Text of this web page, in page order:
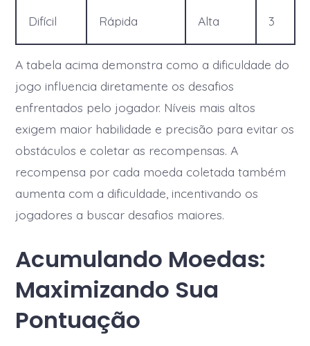
Difícil Rápida Alta 3
A tabela acima demonstra como a dificuldade do
jogo influencia diretamente os desafios
enfrentados pelo jogador. Níveis mais altos
exigem maior habilidade e precisão para evitar os
obstáculos e coletar as recompensas. A
recompensa por cada moeda coletada também
aumenta com a dificuldade, incentivando os
jogadores a buscar desafios maiores.
Acumulando Moedas:
Maximizando Sua
Pontuação